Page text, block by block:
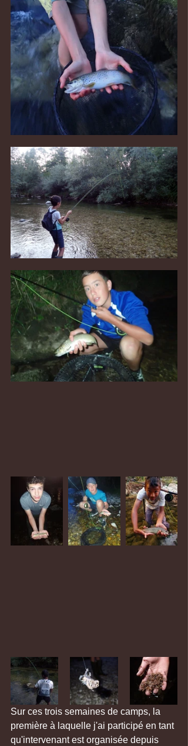
Sur ces trois semaines de camps, la
première à laquelle j'ai participé en tant
qu'intervenant est organisée depuis